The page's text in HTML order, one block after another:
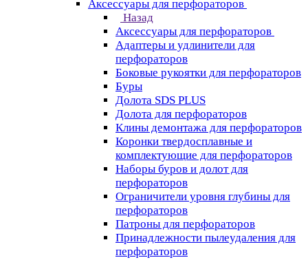
Аксессуары для перфораторов
Назад
Аксессуары для перфораторов
Адаптеры и удлинители для
перфораторов
Боковые рукоятки для перфораторов
Буры
Долота SDS PLUS
Долота для перфораторов
Клины демонтажа для перфораторов
Коронки твердосплавные и
комплектующие для перфораторов
Наборы буров и долот для
перфораторов
Ограничители уровня глубины для
перфораторов
Патроны для перфораторов
Принадлежности пылеудаления для
перфораторов